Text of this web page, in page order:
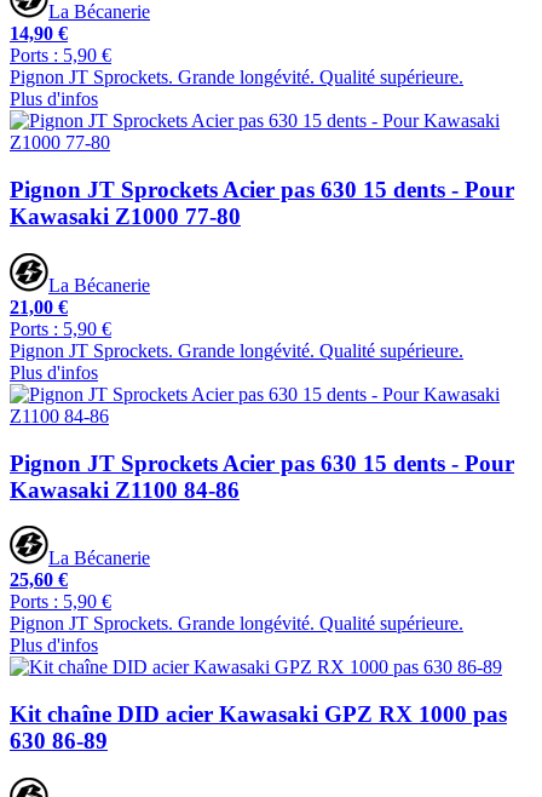
La Bécanerie
14,90 €
Ports : 5,90 €
Pignon JT Sprockets. Grande longévité. Qualité supérieure.
Plus d'infos
Pignon JT Sprockets Acier pas 630 15 dents - Pour
Kawasaki Z1000 77-80
La Bécanerie
21,00 €
Ports : 5,90 €
Pignon JT Sprockets. Grande longévité. Qualité supérieure.
Plus d'infos
Pignon JT Sprockets Acier pas 630 15 dents - Pour
Kawasaki Z1100 84-86
La Bécanerie
25,60 €
Ports : 5,90 €
Pignon JT Sprockets. Grande longévité. Qualité supérieure.
Plus d'infos
Kit chaîne DID acier Kawasaki GPZ RX 1000 pas
630 86-89